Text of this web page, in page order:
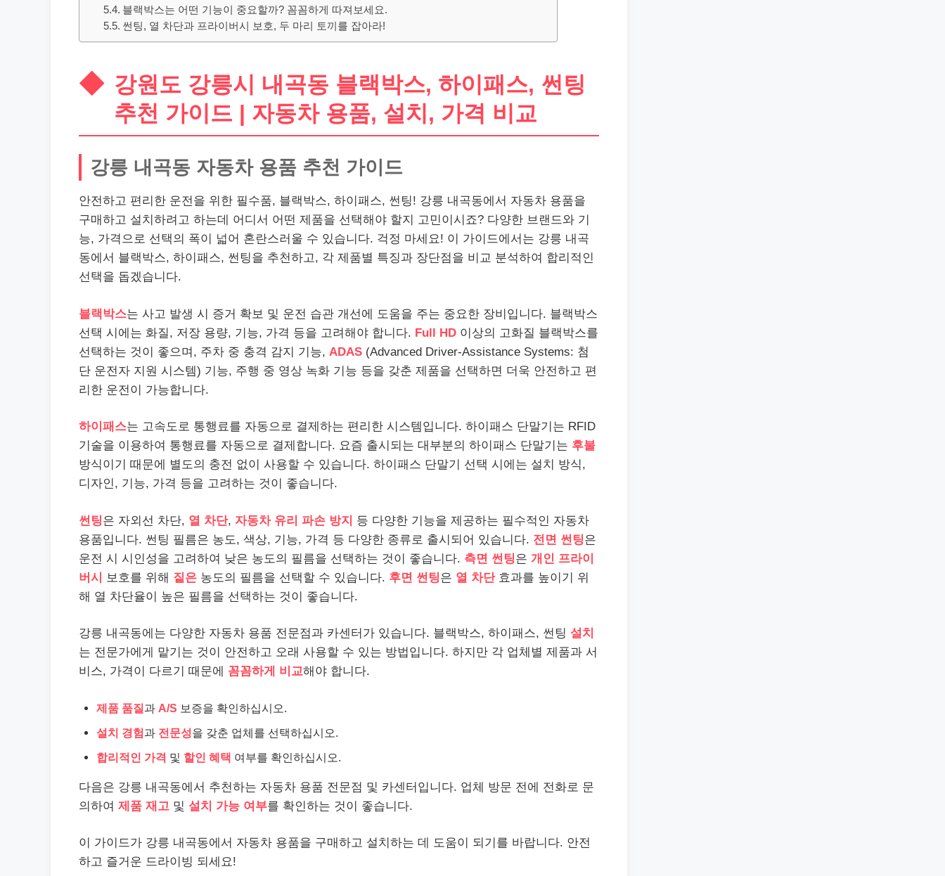
블랙박스는 어떤 기능이 중요할까? 꼼꼼하게 따져보세요.
썬팅, 열 차단과 프라이버시 보호, 두 마리 토끼를 잡아라!
강원도 강릉시 내곡동 블랙박스, 하이패스, 썬팅
추천 가이드 | 자동차 용품, 설치, 가격 비교
강릉 내곡동 자동차 용품 추천 가이드
안전하고 편리한 운전을 위한 필수품, 블랙박스, 하이패스, 썬팅! 강릉 내곡동에서 자동차 용품을
구매하고 설치하려고 하는데 어디서 어떤 제품을 선택해야 할지 고민이시죠? 다양한 브랜드와 기
능, 가격으로 선택의 폭이 넓어 혼란스러울 수 있습니다. 걱정 마세요! 이 가이드에서는 강릉 내곡
동에서 블랙박스, 하이패스, 썬팅을 추천하고, 각 제품별 특징과 장단점을 비교 분석하여 합리적인
선택을 돕겠습니다.
블랙박스는 사고 발생 시 증거 확보 및 운전 습관 개선에 도움을 주는 중요한 장비입니다. 블랙박스
선택 시에는 화질, 저장 용량, 기능, 가격 등을 고려해야 합니다. Full HD 이상의 고화질 블랙박스를
선택하는 것이 좋으며, 주차 중 충격 감지 기능, ADAS (Advanced Driver-Assistance Systems: 첨
단 운전자 지원 시스템) 기능, 주행 중 영상 녹화 기능 등을 갖춘 제품을 선택하면 더욱 안전하고 편
리한 운전이 가능합니다.
하이패스는 고속도로 통행료를 자동으로 결제하는 편리한 시스템입니다. 하이패스 단말기는 RFID
기술을 이용하여 통행료를 자동으로 결제합니다. 요즘 출시되는 대부분의 하이패스 단말기는 후불
방식이기 때문에 별도의 충전 없이 사용할 수 있습니다. 하이패스 단말기 선택 시에는 설치 방식,
디자인, 기능, 가격 등을 고려하는 것이 좋습니다.
썬팅은 자외선 차단, 열 차단, 자동차 유리 파손 방지 등 다양한 기능을 제공하는 필수적인 자동차
용품입니다. 썬팅 필름은 농도, 색상, 기능, 가격 등 다양한 종류로 출시되어 있습니다. 전면 썬팅은
운전 시 시인성을 고려하여 낮은 농도의 필름을 선택하는 것이 좋습니다. 측면 썬팅은 개인 프라이
버시
보호를 위해 짙은 농도의 필름을 선택할 수 있습니다. 후면 썬팅은 열 차단효과를 높이기 위
해 열 차단율이 높은 필름을 선택하는 것이 좋습니다.
강릉 내곡동에는 다양한 자동차 용품 전문점과 카센터가 있습니다. 블랙박스, 하이패스, 썬팅 설치
는 전문가에게 맡기는 것이 안전하고 오래 사용할 수 있는 방법입니다. 하지만 각 업체별 제품과 서
비스, 가격이 다르기 때문에 꼼꼼하게 비교해야 합니다.
제품 품질과 A/S 보증을 확인하십시오.
설치 경험과 전문성을 갖춘 업체를 선택하십시오.
합리적인 가격 및 할인 혜택 여부를 확인하십시오.
다음은 강릉 내곡동에서 추천하는 자동차 용품 전문점 및 카센터입니다. 업체 방문 전에 전화로 문
의하여 제품 재고 및 설치 가능 여부를 확인하는 것이 좋습니다.
이 가이드가 강릉 내곡동에서 자동차 용품을 구매하고 설치하는 데 도움이 되기를 바랍니다. 안전
하고 즐거운 드라이빙 되세요!